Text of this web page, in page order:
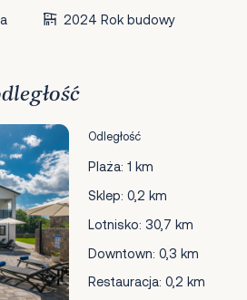
2024 Rok budowy
Odległość
Plaża: 1 km
Sklep: 0,2 km
Lotnisko: 30,7 km
Downtown: 0,3 km
Restauracja: 0,2 km